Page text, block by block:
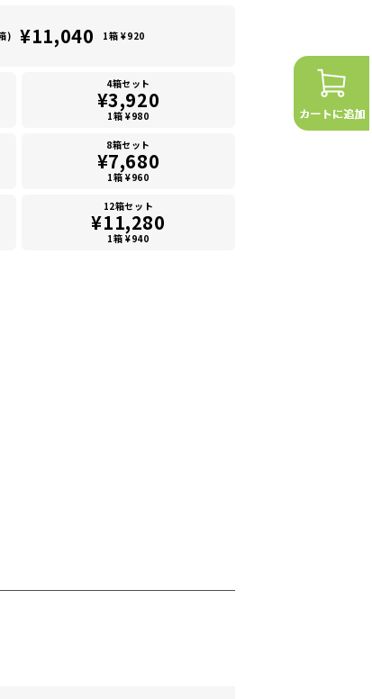
) ¥11,040 1箱 ¥920
4箱セット
¥3,920
1箱 ¥980
8箱セット
¥7,680
1箱 ¥960
12箱セット
¥11,280
1箱 ¥940